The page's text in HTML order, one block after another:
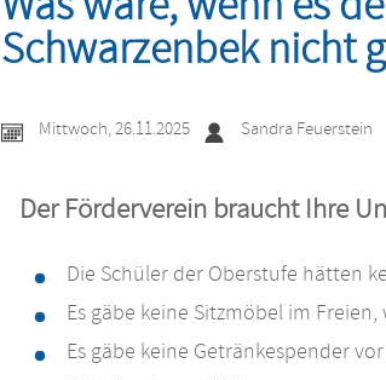
Schwarzenbek nicht
Mittwoch, 26.11.2025 Sandra Feuerstein
Der Förderverein braucht Ihre
Die Schüler der Oberstufe hätten
Es gäbe keine Sitzmöbel im
Es gäbe keine Getränkespender